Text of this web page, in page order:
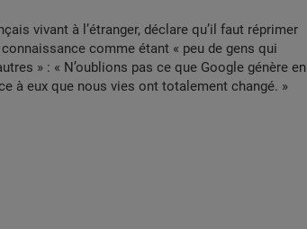
vivant à l’étranger, déclare qu’il faut réprimer
comme étant « peu de gens qui
» : « N’oublions pas ce que Google génère en
à eux que nous vies ont totalement changé. »